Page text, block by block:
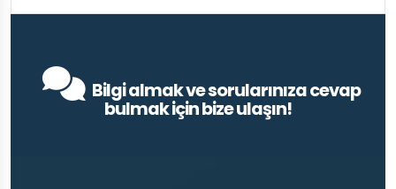
Bilgi almak ve sorularınıza cevap
bulmak için bize ulaşın!